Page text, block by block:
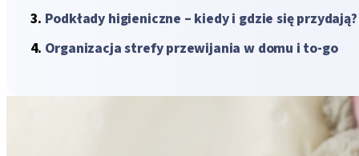
Podkłady higieniczne – kiedy i gdzie się przydają?
Organizacja strefy przewijania w domu i to-go